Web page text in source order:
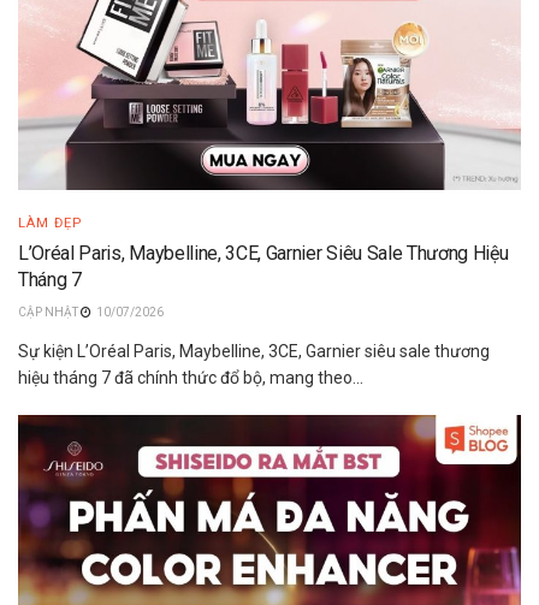
LÀM ĐẸP
L’Oréal Paris, Maybelline, 3CE, Garnier Siêu Sale Thương Hiệu
Tháng 7
10/07/2026
Sự kiện L’Oréal Paris, Maybelline, 3CE, Garnier siêu sale thương
hiệu tháng 7 đã chính thức đổ bộ, mang theo...